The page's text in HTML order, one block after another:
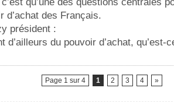
d’achat des Français.
président :
d’ailleurs du pouvoir d’achat, qu’est-
Page 1 sur 4 1 2 3 4 »